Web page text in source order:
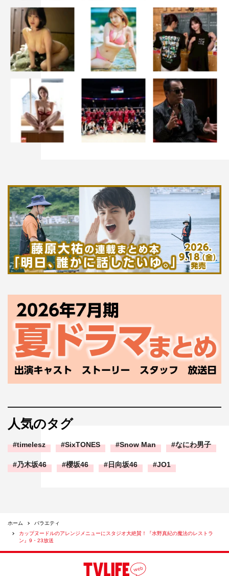
人気のタグ
timelesz SixTONES Snow Man なにわ男子
乃木坂46 櫻坂46 日向坂46 JO1
ホーム
バラエティ
カップヌードルのアレンジメニューにスタジオ大絶賛！『水野真紀の魔法のレストラ
ン』9・23放送